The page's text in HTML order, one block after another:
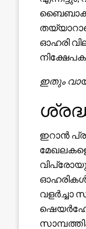
ഓഹരി
ഇതും
ഇറാൻ
ഓഹരികൾ
വളർച്ചാ